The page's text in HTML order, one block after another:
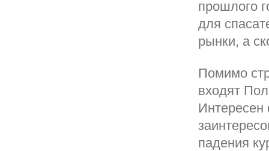
прошлого
для
рынки, а
Помимо
входят
Интересен
падения